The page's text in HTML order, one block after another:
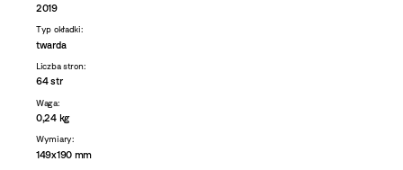
2019
Typ okładki:
twarda
Liczba stron:
64 str
Waga:
0,24 kg
Wymiary:
149x190 mm